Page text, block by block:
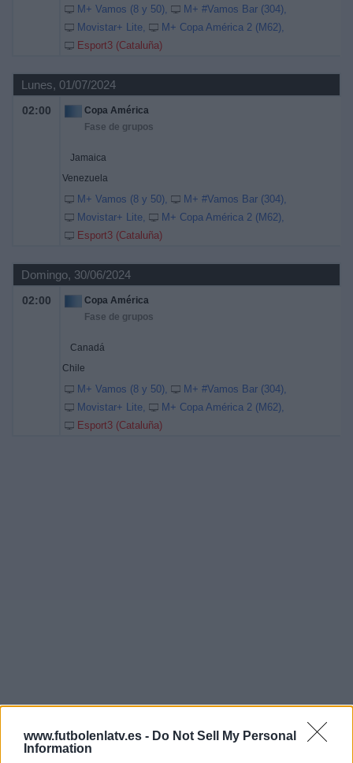
www.futbolenlatv.es - Do Not Sell My Personal
Information
M+ Vamos (8 y 50)
M+ #Vamos Bar (304)
Movistar+ Lite
M+ Copa América 2 (M62)
Esport3 (Cataluña)
Lunes, 01/07/2024
02:00
Copa América
Fase de grupos
Jamaica
Venezuela
M+ Vamos (8 y 50)
M+ #Vamos Bar (304)
Movistar+ Lite
M+ Copa América 2 (M62)
Esport3 (Cataluña)
Domingo, 30/06/2024
02:00
Copa América
Fase de grupos
Canadá
Chile
M+ Vamos (8 y 50)
M+ #Vamos Bar (304)
Movistar+ Lite
M+ Copa América 2 (M62)
Esport3 (Cataluña)